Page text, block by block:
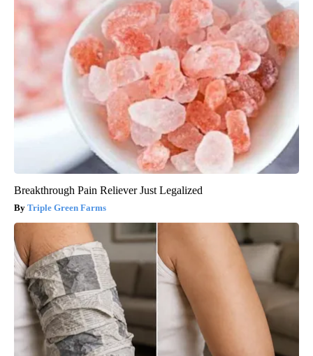
Breakthrough Pain Reliever Just Legalized
Triple Green Farms